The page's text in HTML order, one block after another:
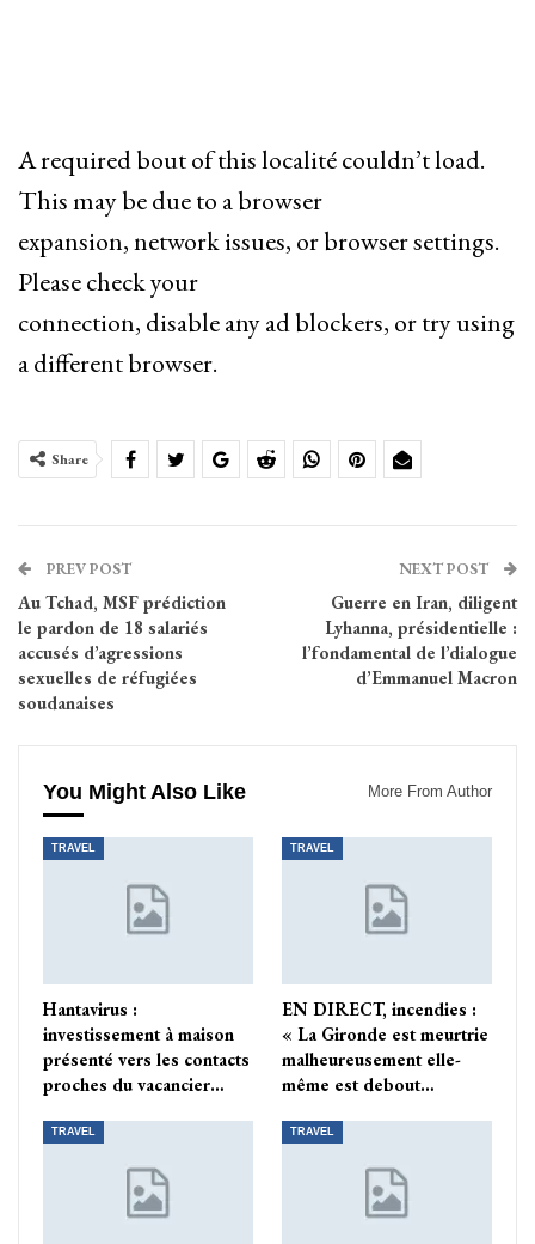
A required bout of this localité couldn’t load.
This may be due to a browser
expansion, network issues, or browser settings.
Please check your
connection, disable any ad blockers, or try using
a different browser.
Share
PREV POST
Au Tchad, MSF prédiction
le pardon de 18 salariés
accusés d’agressions
sexuelles de réfugiées
soudanaises
NEXT POST
Guerre en Iran, diligent
Lyhanna, présidentielle :
l’fondamental de l’dialogue
d’Emmanuel Macron
You Might Also Like More From Author
TRAVEL
Hantavirus :
investissement à maison
présenté vers les contacts
proches du vacancier…
TRAVEL
EN DIRECT, incendies :
« La Gironde est meurtrie
malheureusement elle-
même est debout…
TRAVEL TRAVEL